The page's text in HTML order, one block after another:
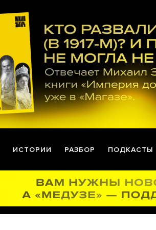
ИСТОРИИ РАЗБОР ПОДКАСТЫ